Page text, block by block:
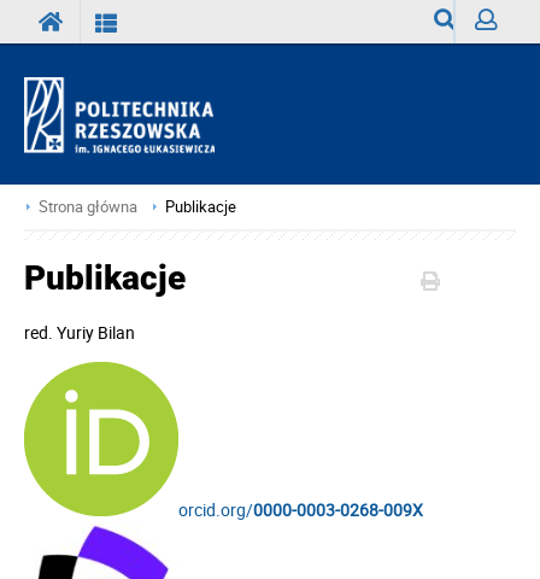
Strona główna Publikacje
Publikacje
red. Yuriy Bilan
orcid.org/0000-0003-0268-009X